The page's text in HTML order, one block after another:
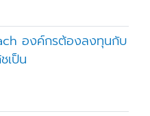
องค์กรต้องลงทุนกับ
เป็น